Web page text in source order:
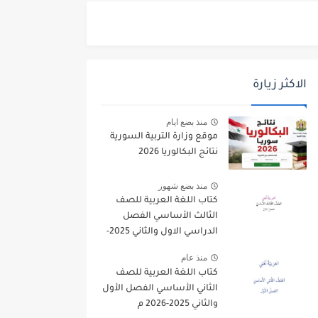
الاكثر زيارة
منذ بضع ايام
موقع وزارة التربية السورية
نتائج البكالوريا 2026
منذ بضع شهور
كتاب اللغة العربية للصف
الثالث الأساسي الفصل
الدراسي الاول والثاني 2025-
منذ عام
كتاب اللغة العربية للصف
الثاني الأساسي الفصل الأول
والثاني 2025-2026 م